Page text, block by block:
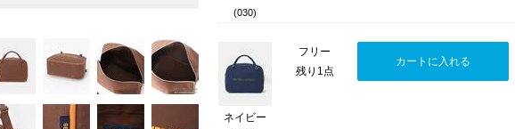
(030)
ネイビー
フリー
残り1点
カートに入れる